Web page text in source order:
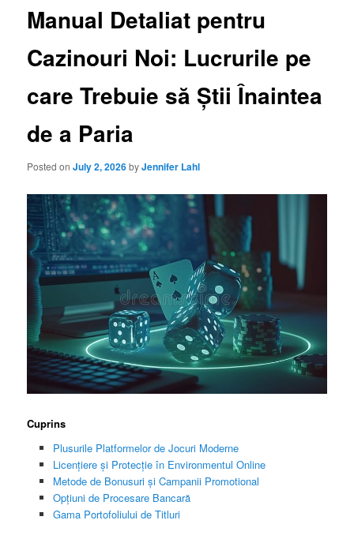
Manual Detaliat pentru
Cazinouri Noi: Lucrurile pe
care Trebuie să Știi Înaintea
de a Paria
Posted onJuly 2, 2026byJennifer Lahl
Cuprins
Plusurile Platformelor de Jocuri Moderne
Licențiere și Protecție în Environmentul Online
Metode de Bonusuri și Campanii Promotional
Opțiuni de Procesare Bancară
Gama Portofoliului de Titluri